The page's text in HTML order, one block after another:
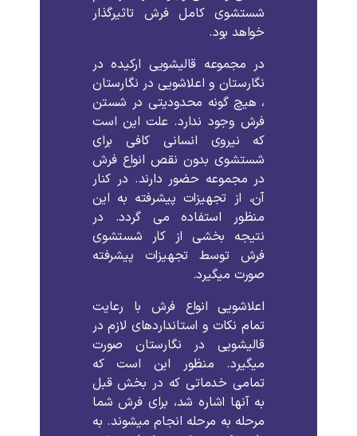
شستشوی کامل فرش تاثیرگذار
خواهد بود.
در مجموعه قالیشویی ارکیده در
نگارستان و اعلاشویی در نگارستان
، هیچ گونه محدودیتی در شستن
فرش وجود ندارد. علت این است
که نیروی انسانی کافی برای
شستشوی بدون نقص انواع فرش
در مجموعه حضور دارند. در کنار
آن، از تجهیزات پیشرفته به این
منظور استفاده می گردد. در
نتیجه بخشی از کار شستشوی
فرش توسط تجهیزات پیشرفته
صورت میگیرد.
اعلاشویی انواع فرش با رعایت
تمام نکات و استانداردهای لازم در
قالیشویی در نگارستان صورت
میگیرد. منظور این است که
تمامی خدماتی که در بخش قبل
به آنها اشاره شد، برای فرش شما
مرحله به مرحله انجام میشوند. به